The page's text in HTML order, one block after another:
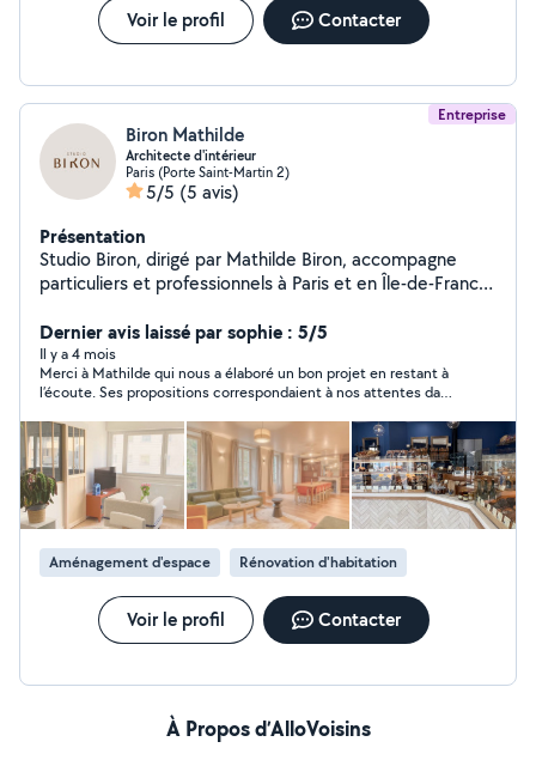
Voir le profil Contacter
Entreprise
Biron Mathilde
Architecte d'intérieur
Paris (Porte Saint-Martin 2)
5/5 (5 avis)
Présentation
Studio Biron, dirigé par Mathilde Biron, accompagne
particuliers et professionnels à Paris et en Île-de-France
décoration sur mesure. Chaque projet est conçu
comme une création unique, mêlant esthétique, confort
et personnalité, avec un accompagnement clé en main
des esquisses jusqu'à la livraison du chantier.
Dernier avis laissé par sophie : 5/5
Il y a 4 mois
Merci à Mathilde qui nous a élaboré un bon projet en restant à
l’écoute. Ses propositions correspondaient à nos attentes dans
Aménagement d'espace Rénovation d'habitation
Voir le profil Contacter
À Propos d’AlloVoisins